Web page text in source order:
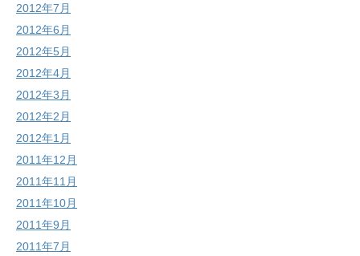
2012年7月
2012年6月
2012年5月
2012年4月
2012年3月
2012年2月
2012年1月
2011年12月
2011年11月
2011年10月
2011年9月
2011年7月